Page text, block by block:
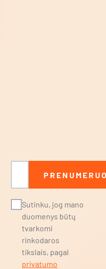
El. paštas
Sutinku, jog mano
duomenys būtų
tvarkomi
rinkodaros
tikslais, pagal
privatumo